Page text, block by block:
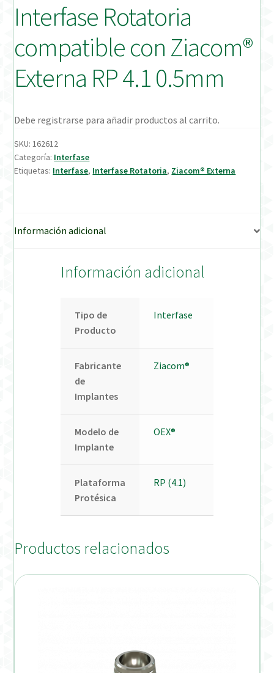
Mi cuenta
On-line Store
Productos Favoritos
Uso previsto
Verification Required
Interfase Rotatoria
compatible con Ziacom®
Externa RP 4.1 0.5mm
Debe registrarse para añadir productos al carrito.
SKU:162612
Categoría: Interfase
Etiquetas: Interfase, Interfase Rotatoria, Ziacom® Externa
Información adicional
Información adicional
Tipo de
Producto
Interfase
Fabricante
de
Implantes
Ziacom®
Modelo de
Implante
OEX®
Plataforma
Protésica
RP (4.1)
Productos relacionados